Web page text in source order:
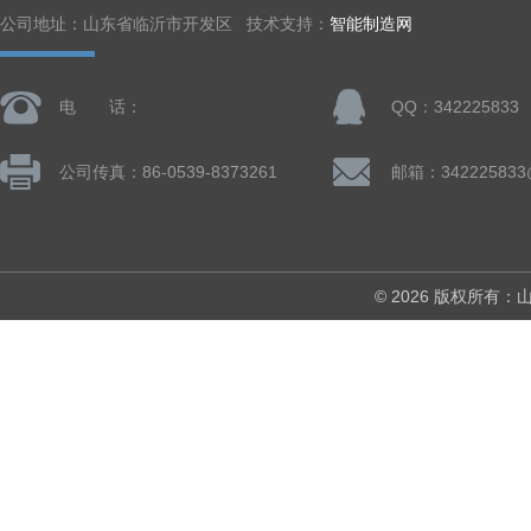
公司地址：山东省临沂市开发区 技术支持： 智能制造网
电 话： QQ：342225833
公司传真：86-0539-8373261 邮箱：
© 2026 版权所有：